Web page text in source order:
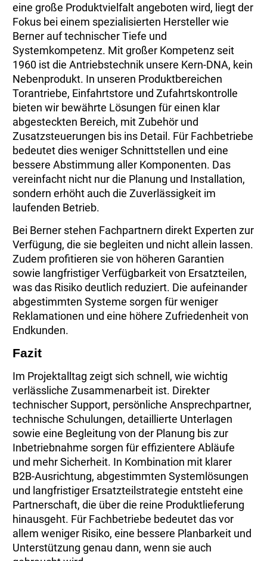
eine große Produktvielfalt angeboten wird, liegt der
Fokus bei einem spezialisierten Hersteller wie
Berner auf technischer Tiefe und
Systemkompetenz. Mit großer Kompetenz seit
1960 ist die Antriebstechnik unsere Kern-DNA, kein
Nebenprodukt. In unseren Produktbereichen
Torantriebe, Einfahrtstore und Zufahrtskontrolle
bieten wir bewährte Lösungen für einen klar
abgesteckten Bereich, mit Zubehör und
Zusatzsteuerungen bis ins Detail. Für Fachbetriebe
bedeutet dies weniger Schnittstellen und eine
bessere Abstimmung aller Komponenten. Das
vereinfacht nicht nur die Planung und Installation,
sondern erhöht auch die Zuverlässigkeit im
laufenden Betrieb.
Bei Berner stehen Fachpartnern direkt Experten zur
Verfügung, die sie begleiten und nicht allein lassen.
Zudem profitieren sie von höheren Garantien
sowie langfristiger Verfügbarkeit von Ersatzteilen,
was das Risiko deutlich reduziert. Die aufeinander
abgestimmten Systeme sorgen für weniger
Reklamationen und eine höhere Zufriedenheit von
Endkunden.
Fazit
Im Projektalltag zeigt sich schnell, wie wichtig
verlässliche Zusammenarbeit ist. Direkter
technischer Support, persönliche Ansprechpartner,
technische Schulungen, detaillierte Unterlagen
sowie eine Begleitung von der Planung bis zur
Inbetriebnahme sorgen für effizientere Abläufe
und mehr Sicherheit. In Kombination mit klarer
B2B-Ausrichtung, abgestimmten Systemlösungen
und langfristiger Ersatzteilstrategie entsteht eine
Partnerschaft, die über die reine Produktlieferung
hinausgeht. Für Fachbetriebe bedeutet das vor
allem weniger Risiko, eine bessere Planbarkeit und
Unterstützung genau dann, wenn sie auch